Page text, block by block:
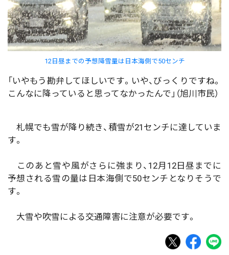
12日昼までの予想降雪量は日本海側で50センチ
「いやもう勘弁してほしいです。いや、びっくりですね。
こんなに降っていると思ってなかったんで」（旭川市民）
札幌でも雪が降り続き、積雪が21センチに達していま
す。
このあと雪や風がさらに強まり、12月12日昼までに
予想される雪の量は日本海側で50センチとなりそうで
す。
大雪や吹雪による交通障害に注意が必要です。